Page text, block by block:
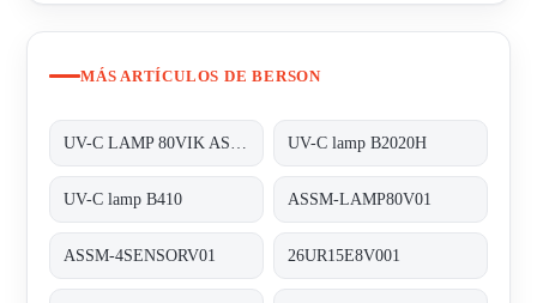
MÁS ARTÍCULOS DE BERSON
UV-C lamp B2020H
UV-C lamp B410 ASSM-LAMP80V01
ASSM-4SENSORV01 26UR15E8V001